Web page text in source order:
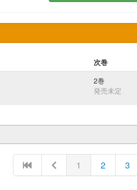
次巻
2巻
発売未定
1 2 3